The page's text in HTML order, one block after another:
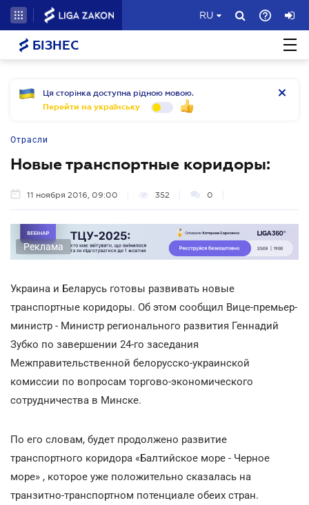
RU
БІЗНЕС
Ця сторінка доступна рідною мовою.
Перейти на українську
Отрасли
Новые транспортные коридоры:
11 ноября 2016, 09:00 352 0
Реклама
Украина и Беларусь готовы развивать новые
транспортные коридоры. Об этом сообщил Вице-премьер-
министр - Министр регионального развития Геннадий
Зубко по завершении 24-го заседания
Межправительственной белорусско-украинской
комиссии по вопросам торгово-экономического
сотрудничества в Минске.
По его словам, будет продолжено развитие
транспортного коридора «Балтийское море - Черное
море» , которое уже положительно сказалась на
транзитно-транспортном потенциале обеих стран.